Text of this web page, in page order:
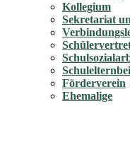
Kollegium
Sekretariat
Förderverein
Ehemalige